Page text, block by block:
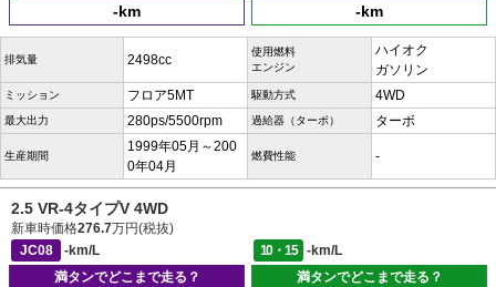
-km -km
排気量 2498cc
使用燃料
エンジン
ハイオク
ガソリン
ミッション フロア5MT 駆動方式 4WD
最大出力 280ps/5500rpm 過給器（ターボ） ターボ
生産期間
1999年05月～200
0年04月
燃費性能 -
2.5 VR-4タイプV 4WD
新車時価格276.7万円(税抜)
JC08
-km/L 10・15
-km/L
満タンでどこまで走る？
満タンでどこまで走る？